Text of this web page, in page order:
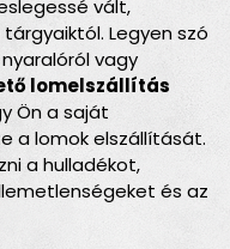
vált,
Legyen szó
vagy
lomelszállítás
Ön a saját
a lomok elszállítását.
a hulladékot,
és az